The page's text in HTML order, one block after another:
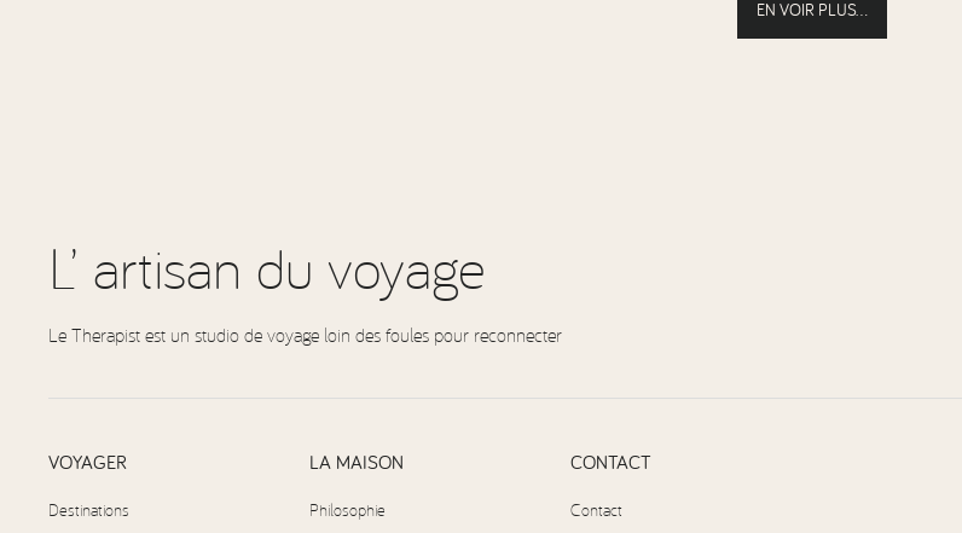
EN VOIR PLUS...
L’ artisan du voyage
Le Therapist est un studio de voyage loin des foules pour reconnecter
VOYAGER
Destinations
LA MAISON
Philosophie
CONTACT
Contact